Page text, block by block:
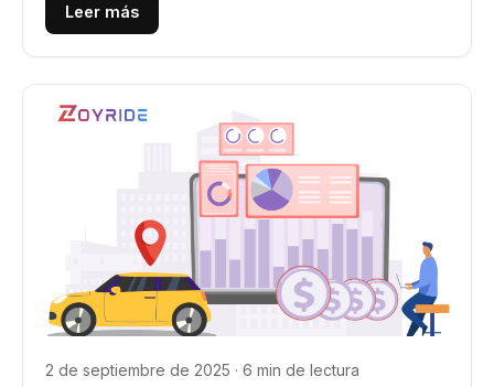
Leer más
2 de septiembre de 2025 · 6 min de lectura